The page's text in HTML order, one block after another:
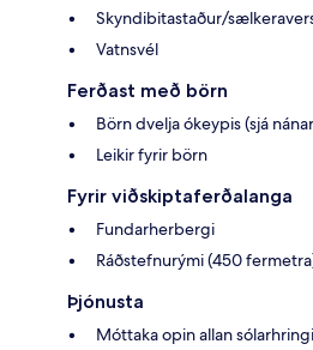
Skyndibitastaður/
Vatnsvél
Ferðast með börn
Börn dvelja ókeypis (sjá
Leikir fyrir börn
Fyrir viðskiptaferðalanga
Fundarherbergi
Ráðstefnurými (450
Þjónusta
Móttaka opin allan